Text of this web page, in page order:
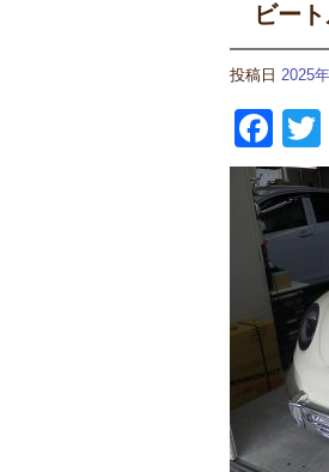
ビー
投稿日 2025